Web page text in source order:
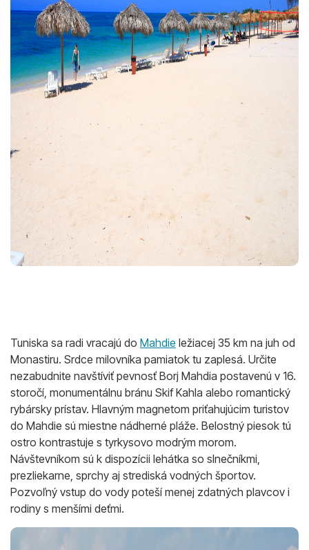
Tuniska sa radi vracajú do Mahdie ležiacej 35 km na juh od
Monastiru. Srdce milovníka pamiatok tu zaplesá. Určite
nezabudnite navštíviť pevnosť Borj Mahdia postavenú v 16.
storočí, monumentálnu bránu Skif Kahla alebo romantický
rybársky prístav. Hlavným magnetom priťahujúcim turistov
do Mahdie sú miestne nádherné pláže. Belostný piesok tú
ostro kontrastuje s tyrkysovo modrým morom.
Návštevníkom sú k dispozícii lehátka so slnečníkmi,
prezliekarne, sprchy aj strediská vodných športov.
Pozvoľný vstup do vody poteší menej zdatných plavcov i
rodiny s menšími deťmi.